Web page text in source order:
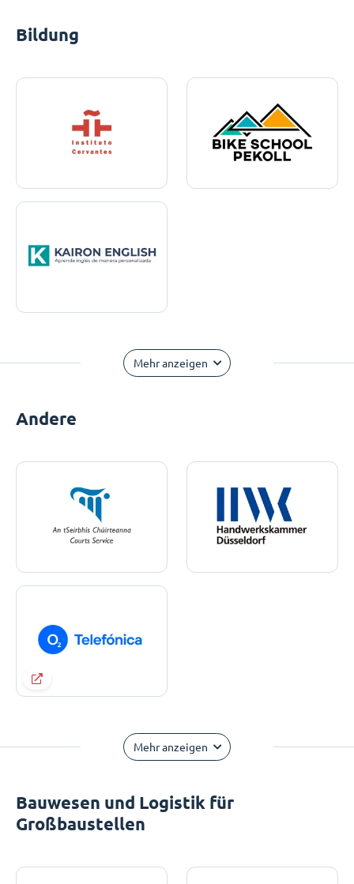
Bildung
Mehr anzeigen
Andere
Mehr anzeigen
Bauwesen und Logistik für
Großbaustellen